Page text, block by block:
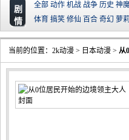
剧
情
全部 动作 机战 战争 历史 神
体育 搞笑 修仙 百合 奇幻 萝莉
当前的位置： 2k动漫 > 日本动漫 > 从